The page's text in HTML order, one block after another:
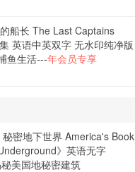
船长 The Last Captains
英语中英双字 无水印纯净版
鱼生活---年会员专享
密地下世界 America's Book
》英语无字
美国地秘密建筑